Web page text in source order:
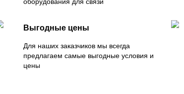
Выгодные цены
Для наших заказчиков мы всегда
предлагаем самые выгодные условия и
цены